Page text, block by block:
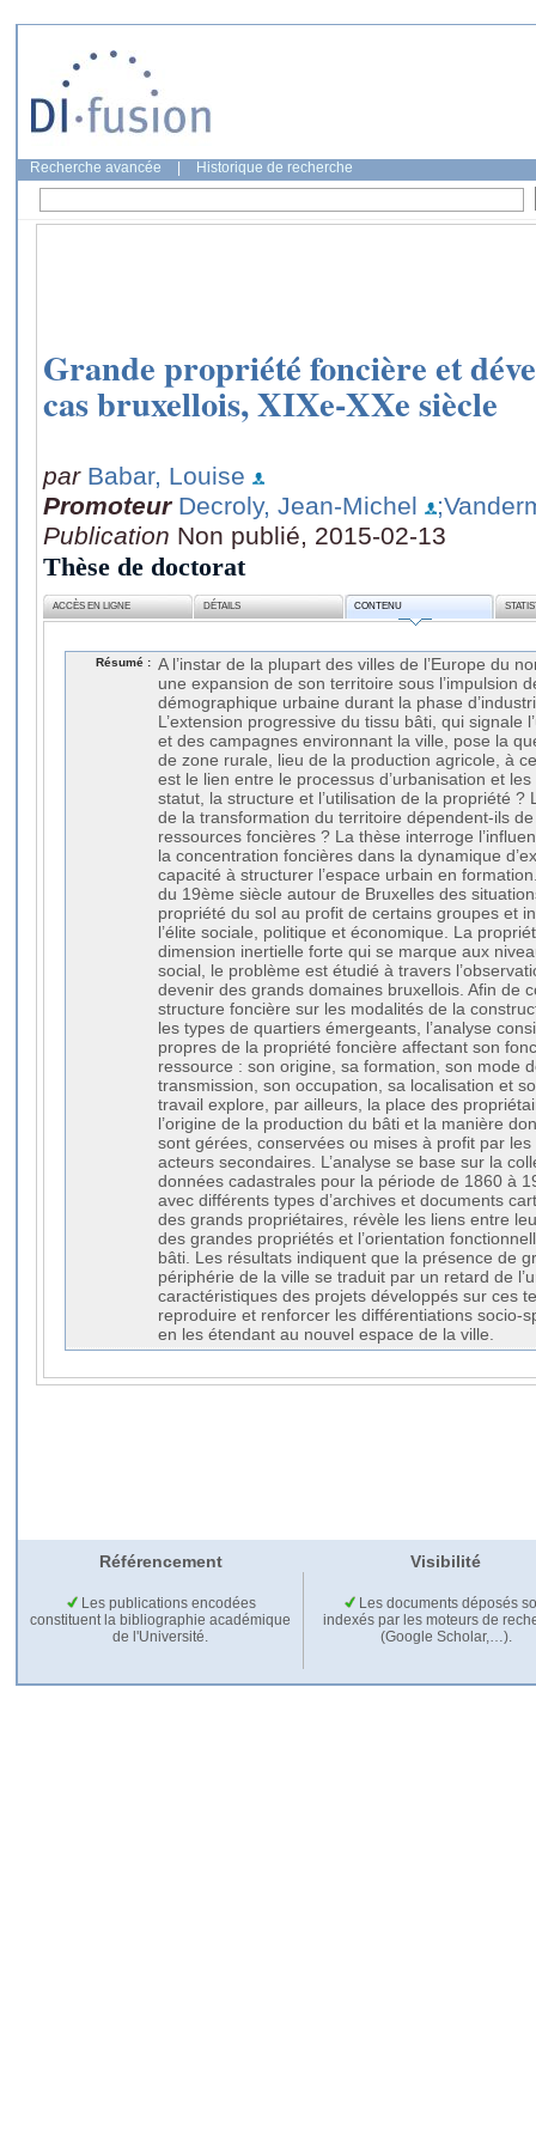
Recherche avancée Historique de recherche
Grande propriété foncière et
cas bruxellois, XIXe-XXe siècle
par Babar, Louise
Promoteur Decroly, Jean-Michel
Publication Non publié, 2015-02-13
Thèse de doctorat
ACCÈS EN LIGNE DÉTAILS CONTENU
Résumé : A l’instar de la plupart des villes de l’Europe du
une expansion de son territoire sous l’impulsion
démographique urbaine durant la phase
L’extension progressive du tissu bâti, qui signale
et des campagnes environnant la ville, pose la
de zone rurale, lieu de la production agricole, à
est le lien entre le processus d’urbanisation et
statut, la structure et l’utilisation de la propriété ?
de la transformation du territoire dépendent-ils
ressources foncières ? La thèse interroge
la concentration foncières dans la dynamique
capacité à structurer l’espace urbain en
du 19ème siècle autour de Bruxelles des
propriété du sol au profit de certains groupes et
l’élite sociale, politique et économique. La
dimension inertielle forte qui se marque aux
social, le problème est étudié à travers
devenir des grands domaines bruxellois. Afin de
structure foncière sur les modalités de la
les types de quartiers émergeants, l’analyse
propres de la propriété foncière affectant son
ressource : son origine, sa formation, son mode
transmission, son occupation, sa localisation et
travail explore, par ailleurs, la place des
l’origine de la production du bâti et la manière
sont gérées, conservées ou mises à profit par
acteurs secondaires. L’analyse se base sur la
données cadastrales pour la période de 1860 à
avec différents types d’archives et documents
des grands propriétaires, révèle les liens entre
des grandes propriétés et l’orientation
bâti. Les résultats indiquent que la présence de
périphérie de la ville se traduit par un retard de
caractéristiques des projets développés sur ces
reproduire et renforcer les différentiations socio-
en les étendant au nouvel espace de la ville.
Référencement Visibilité
Les publications encodées
constituent la bibliographie académique
de l'Université.
Les documents déposés
indexés par les moteurs de
(Google Scholar,…).